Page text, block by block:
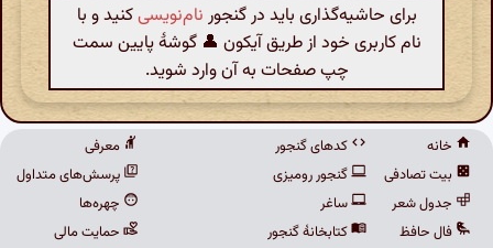
برای حاشیه‌گذاری باید در گنجور نام‌نویسیکنید و با
نام کاربری خود از طریق آیکون 👤 گوشهٔ پایین سمت
چپ صفحات به آن وارد شوید.
خانه
بیت تصادفی
جدول شعر
فال حافظ
کدهای گنجور
گنجور رومیزی
ساغر
کتابخانهٔ گنجور
معرفی
پرسش‌های متداول
چهره‌ها
حمایت مالی